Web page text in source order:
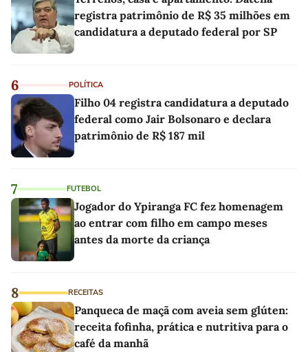
registra patrimônio de R$ 35 milhões em
candidatura a deputado federal por SP
6 POLÍTICA
Filho 04 registra candidatura a deputado
federal como Jair Bolsonaro e declara
patrimônio de R$ 187 mil
7 FUTEBOL
Jogador do Ypiranga FC fez homenagem
ao entrar com filho em campo meses
antes da morte da criança
8 RECEITAS
Panqueca de maçã com aveia sem glúten:
receita fofinha, prática e nutritiva para o
café da manhã